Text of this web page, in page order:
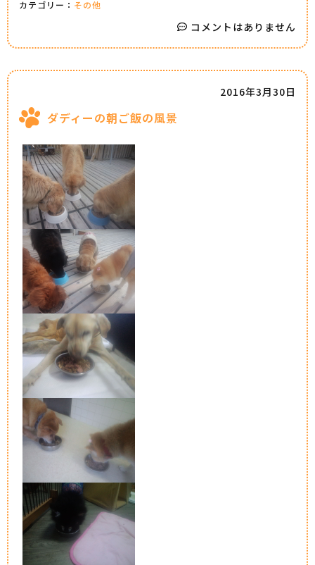
カテゴリー： その他
コメントはありません
ダディーの朝ご飯の風景
2016年3月30日